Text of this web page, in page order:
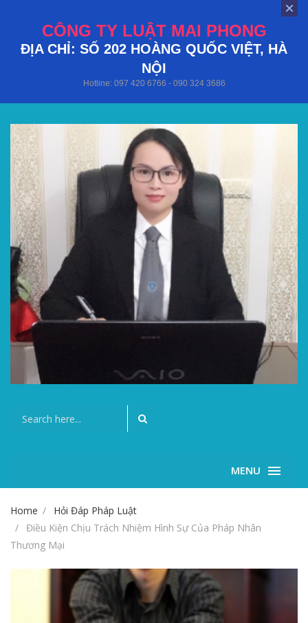
CÔNG TY LUẬT MAI PHONG
ĐỊA CHỈ: SỐ 202 HOÀNG QUỐC VIỆT, HÀ
NỘI
Hotline: 097 420 6766 - 090 324 3686
MENU
Home
Hỏi Đáp Pháp Luật
Điều Kiện Chịu Trách Nhiệm Hình Sự Của Pháp Nhân
Thương Mại